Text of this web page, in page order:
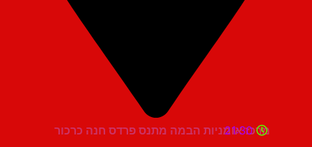
מרכז אומניות הבמה מתנס פרדס חנה כרכור
21:30